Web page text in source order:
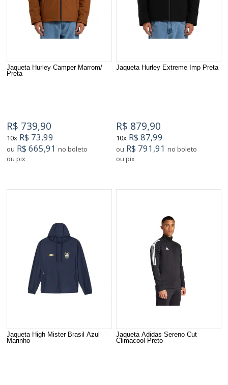
Jaqueta Hurley Camper Marrom/
Preta
R$ 739,90
10x R$ 73,99
ou R$ 665,91 no boleto
ou pix
Jaqueta Hurley Extreme Imp Preta
R$ 879,90
10x R$ 87,99
ou R$ 791,91 no boleto
ou pix
Jaqueta High Mister Brasil Azul
Marinho
Jaqueta Adidas Sereno Cut
Climacool Preto